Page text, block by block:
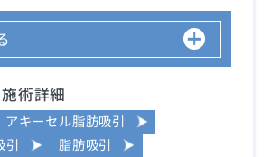
術詳細
アキーセル脂肪吸引
引
脂肪吸引